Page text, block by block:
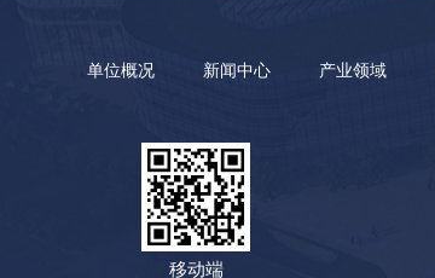
单位概况 新闻中心 产业领域
移动端